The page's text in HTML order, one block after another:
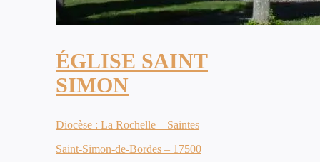
ÉGLISE SAINT
SIMON
Diocèse : La Rochelle – Saintes
Saint-Simon-de-Bordes – 17500